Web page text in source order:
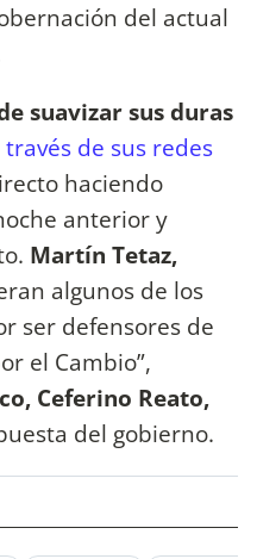
del actual
suavizar sus duras
través de sus redes
haciendo
anterior y
Martín Tetaz,
algunos de los
ser defensores de
el Cambio”,
Ceferino Reato,
del gobierno.